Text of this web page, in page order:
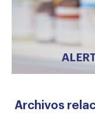
Archivos